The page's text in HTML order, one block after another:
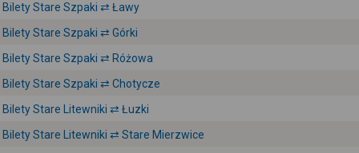
Bilety Stare Szpaki ⇄ Ławy
Bilety Stare Szpaki ⇄ Górki
Bilety Stare Szpaki ⇄ Różowa
Bilety Stare Szpaki ⇄ Chotycze
Bilety Stare Litewniki ⇄ Łuzki
Bilety Stare Litewniki ⇄ Stare Mierzwice